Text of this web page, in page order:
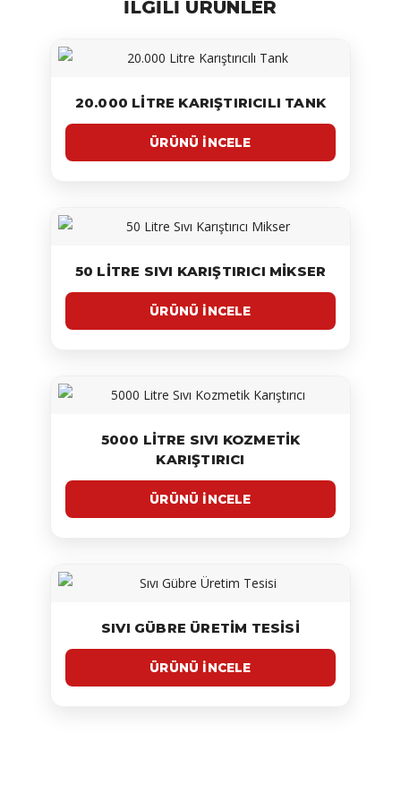
ILGILI ÜRÜNLER
20.000 LITRE KARIŞTIRICILI TANK
50 LITRE SIVI KARIŞTIRICI MIKSER
5000 LITRE SIVI KOZMETIK
KARIŞTIRICI
SIVI GÜBRE ÜRETIM TESISI